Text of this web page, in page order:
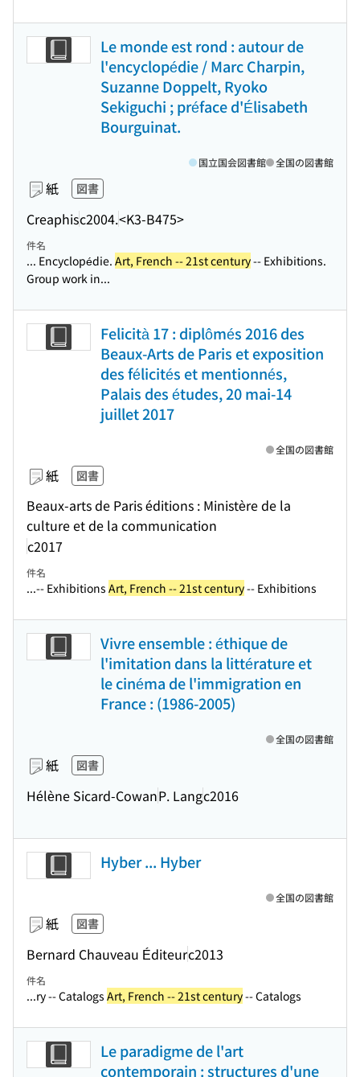
Le monde est rond : autour de
l'encyclopédie / Marc Charpin,
Suzanne Doppelt, Ryoko
Sekiguchi ; préface d'Élisabeth
Bourguinat.
紙 図書
Creaphisc2004.<K3-B475>
国立国会図書館 全国の図書館
件名
... Encyclopédie. Art, French -- 21st century-- Exhibitions.
Group work in...
Felicità 17 : diplômés 2016 des
Beaux-Arts de Paris et exposition
des félicités et mentionnés,
Palais des études, 20 mai-14
juillet 2017
紙 図書
Beaux-arts de Paris éditions : Ministère de la
culture et de la communication
c2017
全国の図書館
件名
...-- Exhibitions Art, French -- 21st century-- Exhibitions
Vivre ensemble : éthique de
l'imitation dans la littérature et
le cinéma de l'immigration en
France : (1986-2005)
紙 図書
Hélène Sicard-CowanP. Langc2016
全国の図書館
Hyber ... Hyber
紙 図書
Bernard Chauveau Éditeurc2013
全国の図書館
件名
...ry -- Catalogs Art, French -- 21st century-- Catalogs
Le paradigme de l'art
contemporain : structures d'une